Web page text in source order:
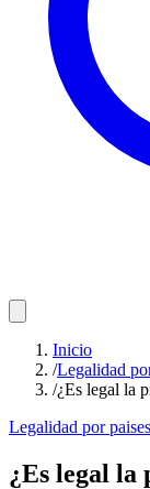
Inicio
/Legalidad
/¿Es legal la
Legalidad por paises
¿Es legal la